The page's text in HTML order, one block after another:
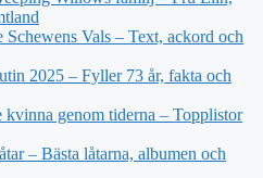
Vals – Text, ackord och
2025 – Fyller 73 år, fakta och
kvinna genom tiderna – Topplistor
– Bästa låtarna, albumen och